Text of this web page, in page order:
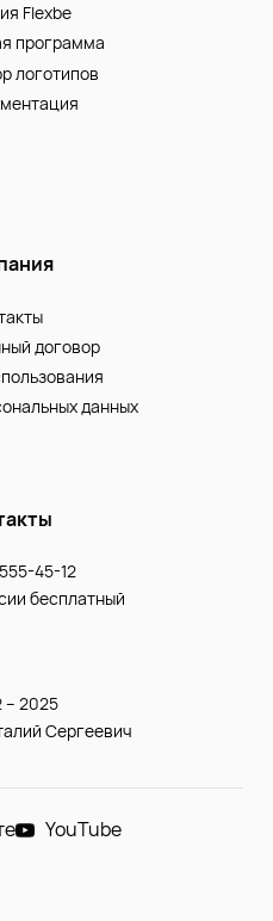
Flexbe
программа
логотипов
договор
данных
45-12
бесплатный
– 2025
Сергеевич
YouTube